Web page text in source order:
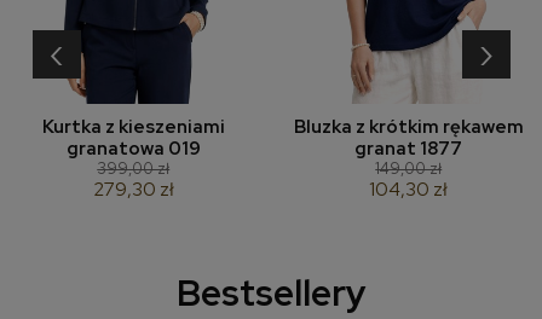
Kurtka z kieszeniami
granatowa 019
399,00 zł
279,30 zł
Bluzka z krótkim rękawem
granat 1877
149,00 zł
104,30 zł
‹ ›
Bestsellery